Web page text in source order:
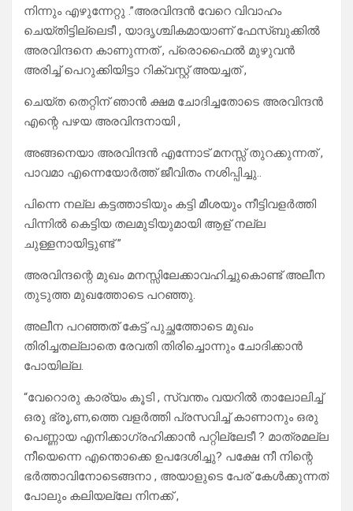
നിന്നും എഴുന്നേറ്റു .”അരവിന്ദന്‍ വേറെ വിവാഹം
ചെയ്തിട്ടില്ലെടീ , യാദൃശ്ചികമായാണ് ഫേസ്ബുക്കില്‍
അരവിന്ദനെ കാണുന്നത് , പ്രൊഫൈല്‍ മുഴുവന്‍
അരിച്ച് പെറുക്കിയിട്ടാ റിക്വസ്റ്റ് അയച്ചത് ,
ചെയ്ത തെറ്റിന് ഞാന്‍ ക്ഷമ ചോദിച്ചതോടെ അരവിന്ദന്‍
എന്റെ പഴയ അരവിന്ദനായി ,
അങ്ങനെയാ അരവിന്ദന്‍ എന്നോട് മനസ്സ് തുറക്കുന്നത് ,
പാവമാ എന്നെയോര്‍ത്ത് ജീവിതം നശിപ്പിച്ചു..
പിന്നെ നല്ല കട്ടത്താടിയും കട്ടി മീശയും നീട്ടിവളര്‍ത്തി
പിന്നില്‍ കെട്ടിയ തലമുടിയുമായി ആള് നല്ല
ചുള്ളനായിട്ടുണ്ട് ”
അരവിന്ദന്റെ മുഖം മനസ്സിലേക്കാവഹിച്ചുകൊണ്ട് അലീന
തുടുത്ത മുഖത്തോടെ പറഞ്ഞു.
അലീന പറഞ്ഞത് കേട്ട് പുച്ഛത്തോടെ മുഖം
തിരിച്ചതല്ലാതെ രേവതി തിരിച്ചൊന്നും ചോദിക്കാന്‍
പോയില്ല.
“വേറൊരു കാര്യം കൂടി , സ്വന്തം വയറില്‍ താലോലിച്ച്
ഒരു ഭ്രൂ,ണ,ത്തെ വളര്‍ത്തി പ്രസവിച്ച് കാണാനും ഒരു
പെണ്ണായ എനിക്കാഗ്രഹിക്കാന്‍ പറ്റില്ലേടീ ? മാത്രമല്ല
നീയെന്നെ എന്തൊക്കെ ഉപദേശിച്ചു? പക്ഷേ നീ നിന്റെ
ഭര്‍ത്താവിനോടെങ്ങനാ , അയാളുടെ പേര് കേള്‍ക്കുന്നത്
പോലും കലിയല്ലേ നിനക്ക് ,